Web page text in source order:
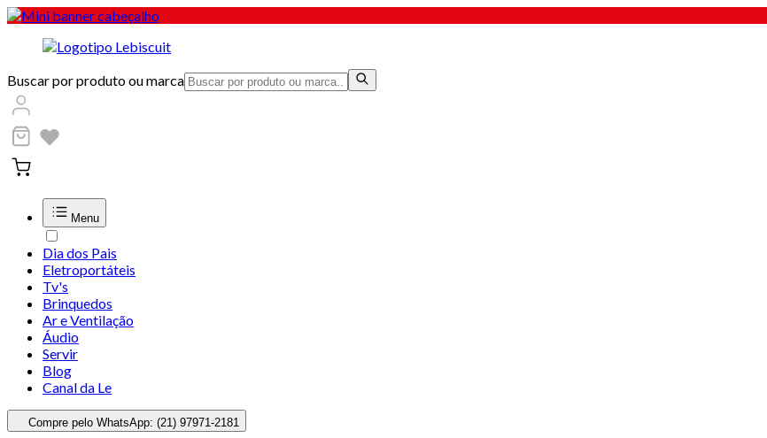
Buscar por produto ou marca
Menu
Dia dos Pais
Eletroportáteis
Tv's
Brinquedos
Ar e Ventilação
Áudio
Servir
Blog
Canal da Le
Compre pelo WhatsApp: (21) 97971-2181